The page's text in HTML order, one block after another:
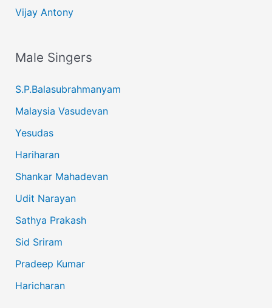
Vijay Antony
Male Singers
S.P.Balasubrahmanyam
Malaysia Vasudevan
Yesudas
Hariharan
Shankar Mahadevan
Udit Narayan
Sathya Prakash
Sid Sriram
Pradeep Kumar
Haricharan